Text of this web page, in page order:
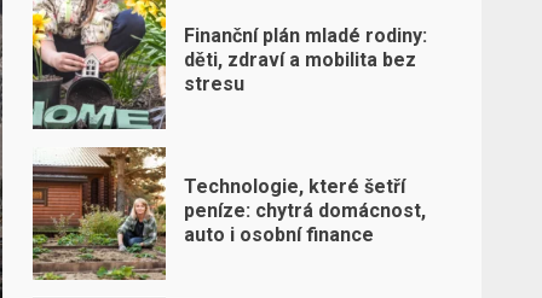
Finanční plán mladé rodiny:
děti, zdraví a mobilita bez
stresu
Technologie, které šetří
peníze: chytrá domácnost,
auto i osobní finance